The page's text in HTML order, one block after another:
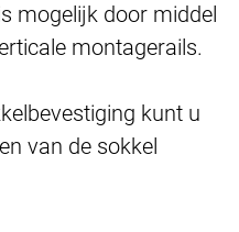
mogelijk door middel
montagerails.
kunt u
van de sokkel